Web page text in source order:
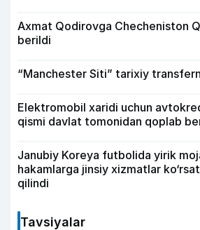
Axmat Qodirovga Checheniston
berildi
“Manchester Siti” tarixiy
Elektromobil xaridi uchun
qismi davlat tomonidan qoplab
Janubiy Koreya futbolida yirik
hakamlarga jinsiy xizmatlar
qilindi
Tavsiyalar